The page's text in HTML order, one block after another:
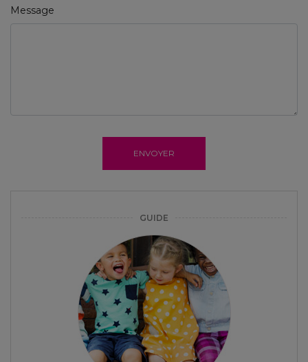
Message
ENVOYER
GUIDE